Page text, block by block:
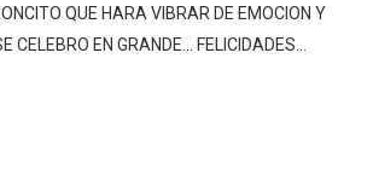
el euro sigue a $68.74
QUE HARA VIBRAR DE EMOCION Y
EN GRANDE... FELICIDADES...